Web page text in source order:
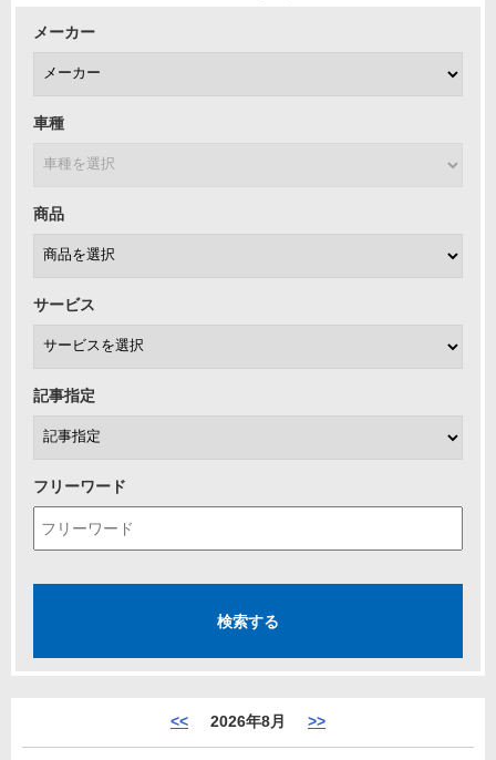
メーカー
車種
商品
サービス
記事指定
フリーワード
<< 2026年8月 >>